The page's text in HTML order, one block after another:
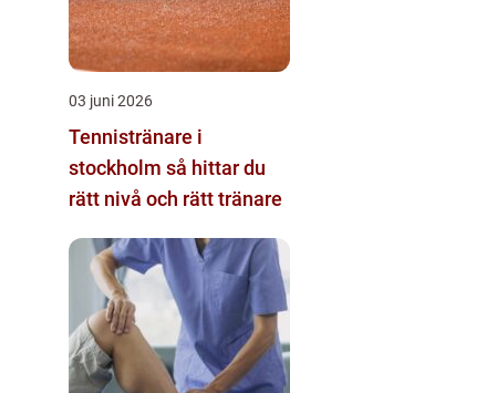
03 juni 2026
Tennistränare i
stockholm så hittar du
rätt nivå och rätt tränare